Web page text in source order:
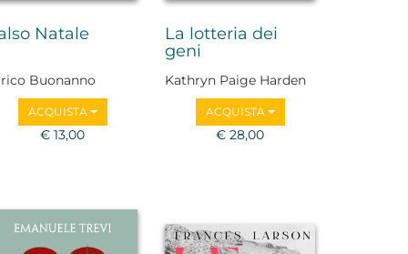
Natale
Buonanno
ACQUISTA
€ 13,00
La lotteria dei
geni
Kathryn Paige Harden
ACQUISTA
€ 28,00